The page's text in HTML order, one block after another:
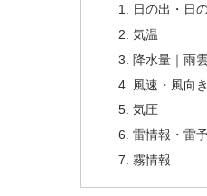
日の出・日
気温
降水量｜雨
風速・風向き
気圧
雷情報・雷
霧情報